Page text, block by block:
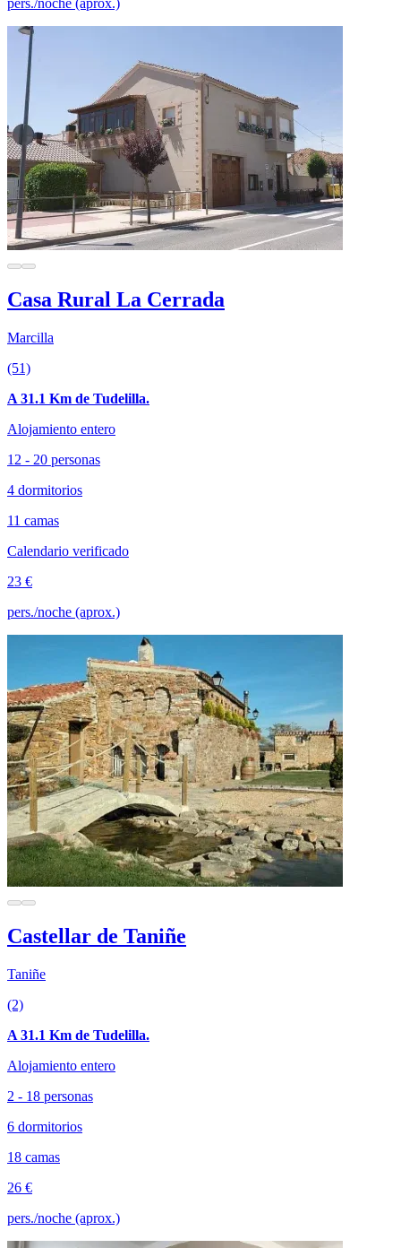
pers./noche (aprox.)
Casa Rural La Cerrada
Marcilla
(51)
A 31.1 Km de Tudelilla.
Alojamiento entero
12 - 20 personas
4 dormitorios
11 camas
Calendario verificado
23 €
pers./noche (aprox.)
Castellar de Taniñe
Taniñe
(2)
A 31.1 Km de Tudelilla.
Alojamiento entero
2 - 18 personas
6 dormitorios
18 camas
26 €
pers./noche (aprox.)